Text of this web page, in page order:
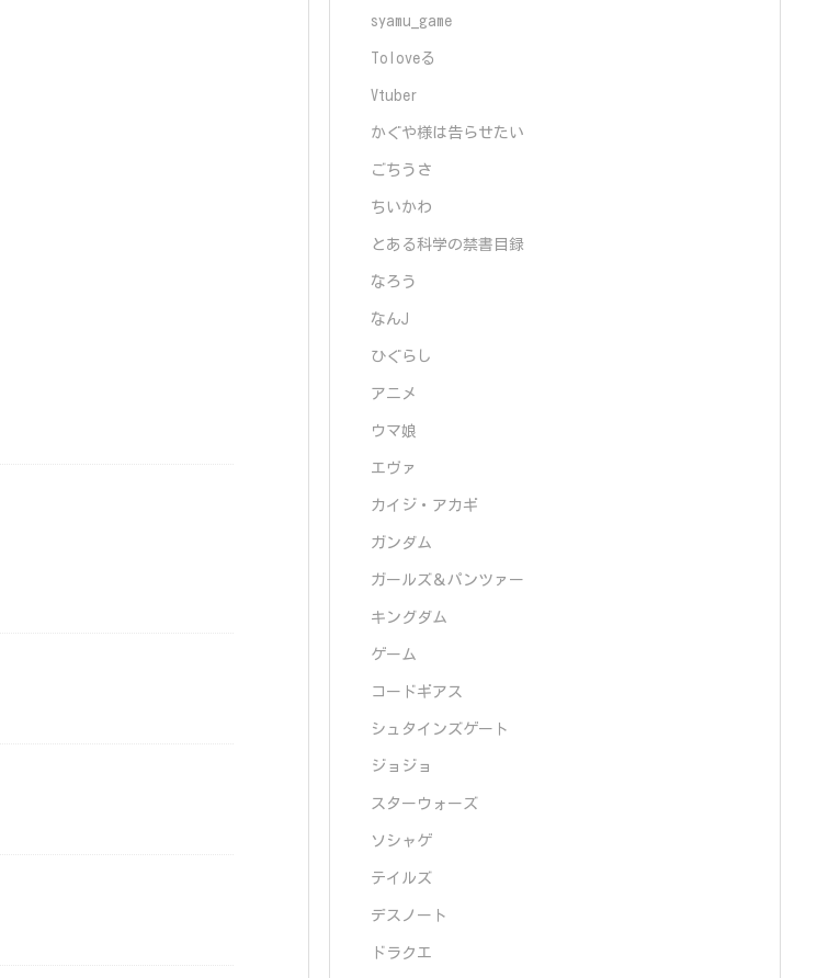
syamu_game
Toloveる
Vtuber
かぐや様は告らせたい
ごちうさ
ちいかわ
とある科学の禁書目録
なろう
なんJ
ひぐらし
アニメ
ウマ娘
エヴァ
カイジ・アカギ
ガンダム
ガールズ＆パンツァー
キングダム
ゲーム
コードギアス
シュタインズゲート
ジョジョ
スターウォーズ
ソシャゲ
テイルズ
デスノート
ドラクエ